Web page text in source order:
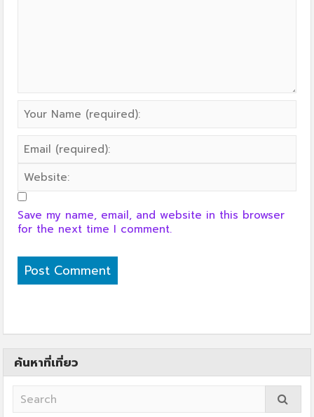
Save my name, email, and website in this browser
for the next time I comment.
ค้นหาที่เที่ยว